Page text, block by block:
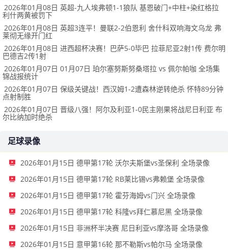
2026年01月08日 英超-九人埃弗顿1-1狼队 基恩破门+中柱+染红格拉
利什两黄被罚下
2026年01月08日 英超3连平！曼联2-2伯恩利 舍什科双响海文乌龙 弗
莱彻无缘开门红
2026年01月08日 进西超杯决赛！巴萨5-0毕巴 拉菲尼亚2射1传 费尔明
巴德吉2传1射
2026年01月07日 01月07日 珀尔塞努斯努桑塔拉 vs 佩尔帕咖 全场集
锦战报统计
2026年01月07日 保级关键战！西汉姆1-2遭森林逆转绝杀 怀特89分钟
点射制胜
2026年01月07日 晋级八强！阿尔及利亚1-0民主刚果将战尼日利亚 布
尔比纳加时绝杀
足球录像
2026年01月15日 德甲第17轮 沃尔夫斯堡vs圣保利 全场录像
2026年01月15日 德甲第17轮 RB莱比锡vs弗赖堡 全场录像
2026年01月15日 德甲第17轮 霍芬海姆vs门兴 全场录像
2026年01月15日 德甲第17轮 科隆vs拜仁慕尼黑 全场录像
2026年01月15日 非洲杯半决赛 尼日利亚vs摩洛哥 全场录像
2026年01月15日 意甲第16轮 那不勒斯vs帕尔马 全场录像